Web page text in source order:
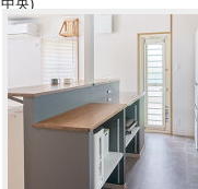
中央)